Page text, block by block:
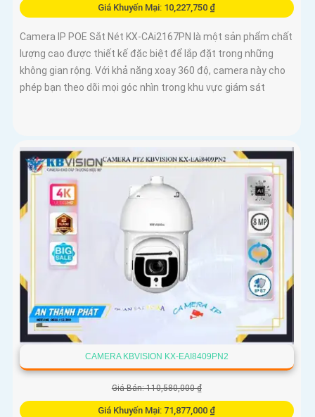
Giá Khuyến Mại: 10,227,750 ₫
Camera IP POE Sắt Nét KX-CAi2167PN là một sản phẩm chất
lượng cao được thiết kế đặc biệt để lắp đặt trong những
không gian rộng. Với khả năng xoay 360 độ, camera này cho
phép bạn theo dõi mọi góc nhìn trong khu vực giám sát
CAMERA KBVISION KX-EAI8409PN2
Giá Bán: 110,580,000 ₫
Giá Khuyến Mại: 71,877,000 ₫